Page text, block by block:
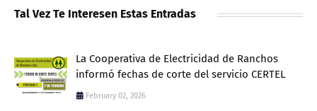
Tal Vez Te Interesen Estas Entradas
La Cooperativa de Electricidad de Ranchos
informó fechas de corte del servicio CERTEL
February 02, 2026